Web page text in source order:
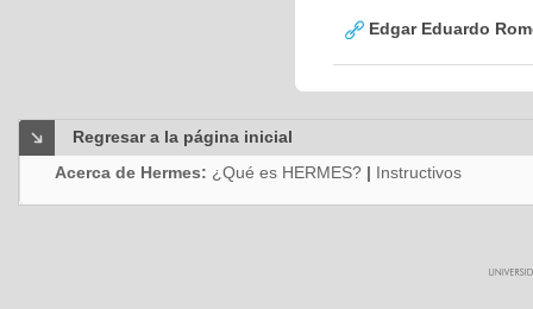
Edgar Eduardo
Regresar a la página inicial
Acerca de Hermes: ¿Qué es HERMES? | Instructivos